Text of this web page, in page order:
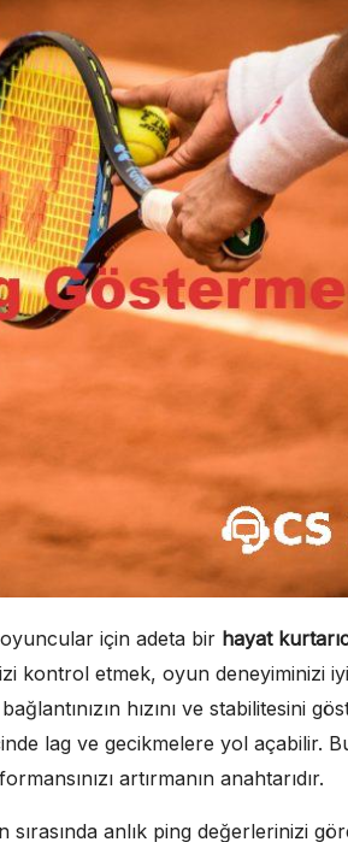
için adeta bir hayat
kontrol etmek, oyun deneyiminizi
hızını ve stabilitesini
lag ve gecikmelere yol açabilir.
artırmanın anahtarıdır.
anlık ping değerlerinizi